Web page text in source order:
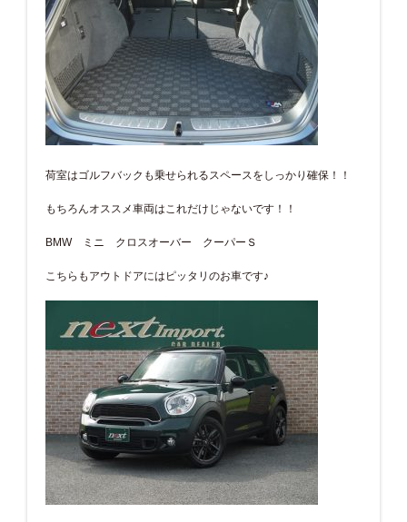
荷室はゴルフバックも乗せられるスペースをしっかり確保！！
もちろんオススメ車両はこれだけじゃないです！！
BMW ミニ クロスオーバー クーパーＳ
こちらもアウトドアにはピッタリのお車です♪